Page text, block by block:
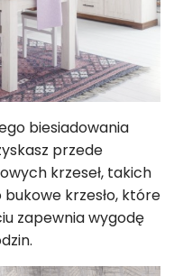
biesiadowania
przede
krzeseł, takich
krzesło, które
zapewnia wygodę